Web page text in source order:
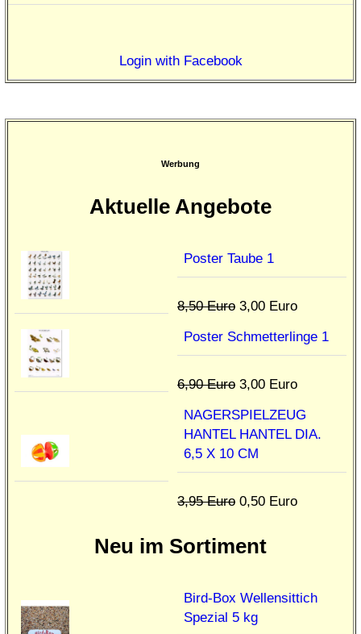
Login with Facebook
Werbung
Aktuelle Angebote
Poster Taube 1
8,50 Euro 3,00 Euro
Poster Schmetterlinge 1
6,90 Euro 3,00 Euro
NAGERSPIELZEUG
HANTEL HANTEL DIA.
6,5 X 10 CM
3,95 Euro 0,50 Euro
Neu im Sortiment
Bird-Box Wellensittich
Spezial 5 kg